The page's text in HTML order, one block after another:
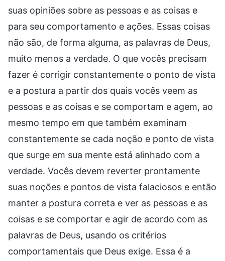
suas opiniões sobre as pessoas e as coisas e
para seu comportamento e ações. Essas coisas
não são, de forma alguma, as palavras de Deus,
muito menos a verdade. O que vocês precisam
fazer é corrigir constantemente o ponto de vista
e a postura a partir dos quais vocês veem as
pessoas e as coisas e se comportam e agem, ao
mesmo tempo em que também examinam
constantemente se cada noção e ponto de vista
que surge em sua mente está alinhado com a
verdade. Vocês devem reverter prontamente
suas noções e pontos de vista falaciosos e então
manter a postura correta e ver as pessoas e as
coisas e se comportar e agir de acordo com as
palavras de Deus, usando os critérios
comportamentais que Deus exige. Essa é a